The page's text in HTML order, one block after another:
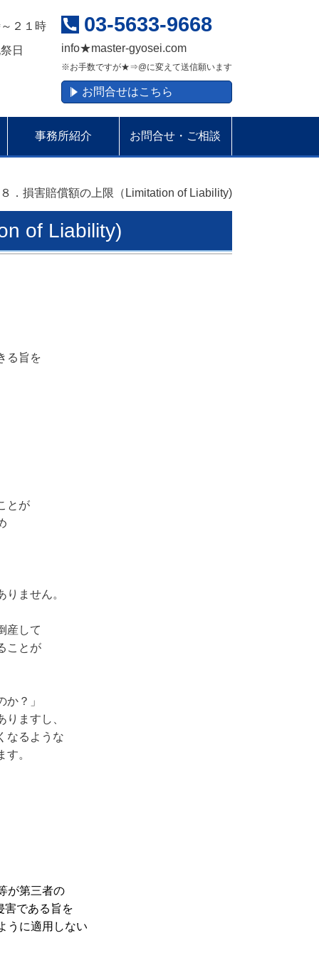
２１時
日
03-5633-9668
info★master-gyosei.com
※お手数ですが★⇒@に変えて送信願います
お問合せはこちら
事務所紹介 お問合せ・ご相談
．損害賠償額の上限（Limitation of Liability)
of Liability)
る旨を
とが
ません。
産して
ことが
？」
ますし、
なるような
す。
が第三者の
害である旨を
うに適用しない